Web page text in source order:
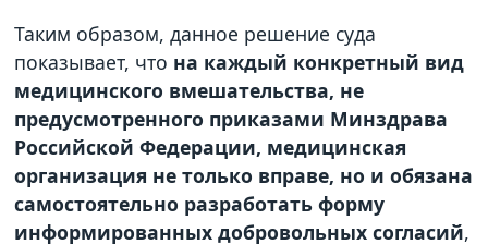
Таким образом, данное решение суда
показывает, что на каждый конкретный вид
медицинского вмешательства, не
предусмотренного приказами Минздрава
Российской Федерации, медицинская
организация не только вправе, но и обязана
самостоятельно разработать форму
информированных добровольных согласий,